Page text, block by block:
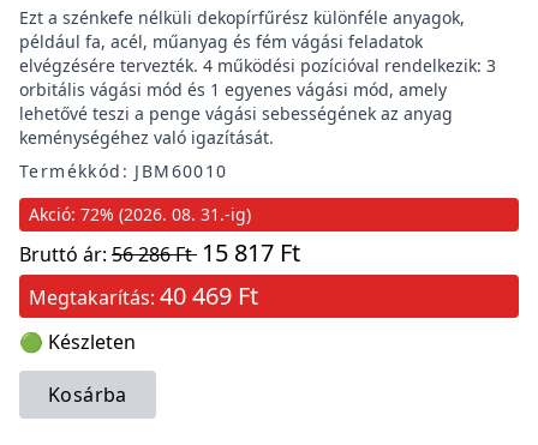
Ezt a szénkefe nélküli dekopírfűrész különféle anyagok,
például fa, acél, műanyag és fém vágási feladatok
elvégzésére tervezték. 4 működési pozícióval rendelkezik: 3
orbitális vágási mód és 1 egyenes vágási mód, amely
lehetővé teszi a penge vágási sebességének az anyag
keménységéhez való igazítását.
Termékkód: JBM60010
Akció: 72% (2026. 08. 31.-ig)
Bruttó ár: 56 286 Ft 15 817 Ft
Megtakarítás: 40 469 Ft
🟢 Készleten
Kosárba